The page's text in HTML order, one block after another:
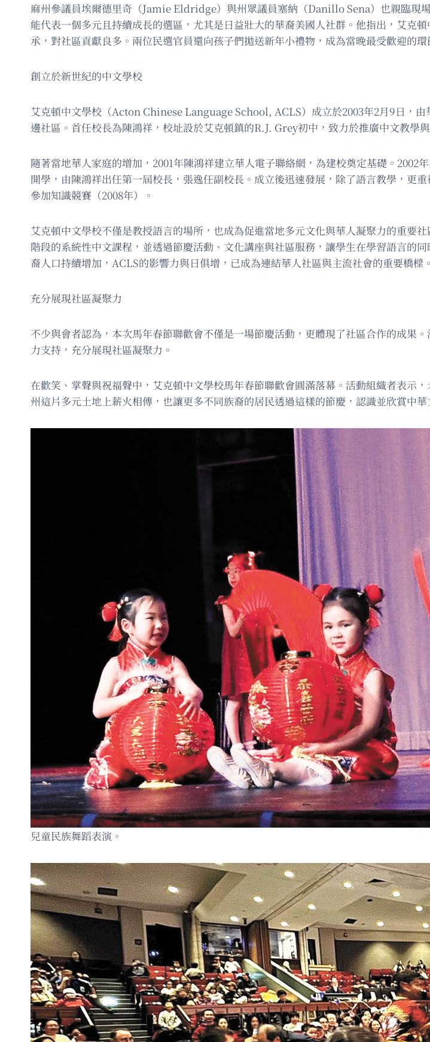
麻州參議員埃爾德里奇（Jamie Eldridge）與州眾議員塞納（Danillo Sena）也親臨現
能代表一個多元且持續成長的選區，尤其是日益壯大的華裔美國人社群。他指出，艾克
承，對社區貢獻良多。兩位民選官員還向孩子們拋送新年小禮物，成為當晚最受歡迎的環
創立於新世紀的中文學校
艾克頓中文學校（Acton Chinese Language School, ACLS）成立於2003年2月9日，
邊社區。首任校長為陳鴻祥，校址設於艾克頓鎮的R.J. Grey初中，致力於推廣中文教學
隨著當地華人家庭的增加，2001年陳鴻祥建立華人電子聯絡網，為建校奠定基礎。
開學，由陳鴻祥出任第一屆校長，張逸任副校長。成立後迅速發展，除了語言教學，更
參加知識競賽（2008年）。
艾克頓中文學校不僅是教授語言的場所，也成為促進當地多元文化與華人凝聚力的重要
階段的系統性中文課程，並透過節慶活動、文化講座與社區服務，讓學生在學習語言的
裔人口持續增加，ACLS的影響力與日俱增，已成為連結華人社區與主流社會的重要橋樑。
充分展現社區凝聚力
不少與會者認為，本次馬年春節聯歡會不僅是一場節慶活動，更體現了社區合作的成果
力支持，充分展現社區凝聚力。
在歡笑、掌聲與祝福聲中，艾克頓中文學校馬年春節聯歡會圓滿落幕。活動組織者表示
州這片多元土地上薪火相傳，也讓更多不同族裔的居民透過這樣的節慶，認識並欣賞中華
兒童民族舞蹈表演。